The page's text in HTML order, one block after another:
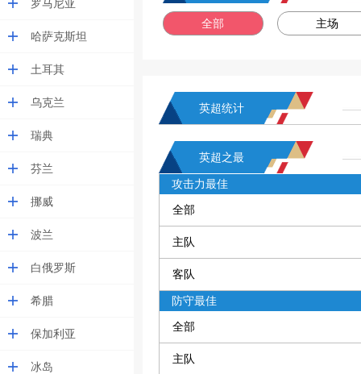
罗马尼亚
哈萨克斯坦
土耳其
乌克兰
瑞典
芬兰
挪威
波兰
白俄罗斯
希腊
保加利亚
冰岛
全部 主场
英超统计
英超之最
攻击力最佳
全部
主队
客队
防守最佳
全部
主队